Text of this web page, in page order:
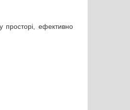
просторі, ефективно